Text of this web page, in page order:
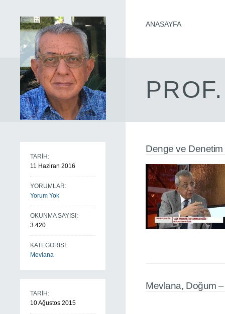
ANASAYFA
TARİH:
11 Haziran 2016
YORUMLAR:
Yorum Yok
OKUNMA SAYISI:
3.420
KATEGORİSİ:
Mevlana
Denge ve Denetim
TARİH:
10 Ağustos 2015
Mevlana, Doğum